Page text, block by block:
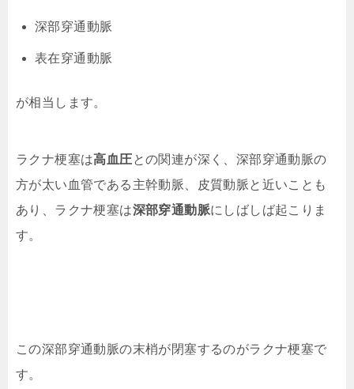
深部穿通動脈
表在穿通動脈
が相当します。
ラクナ梗塞は高血圧との関連が深く、深部穿通動脈の
方が太い血管である主幹動脈、皮質動脈と近いことも
あり、ラクナ梗塞は深部穿通動脈にしばしば起こりま
す。
この深部穿通動脈の末梢が閉塞するのがラクナ梗塞で
す。